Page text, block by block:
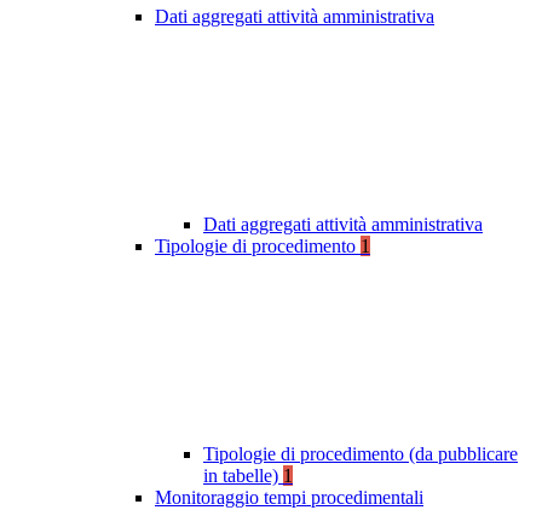
Dati aggregati attività amministrativa
Dati aggregati attività amministrativa
Tipologie di procedimento 1
Tipologie di procedimento (da pubblicare
in tabelle) 1
Monitoraggio tempi procedimentali